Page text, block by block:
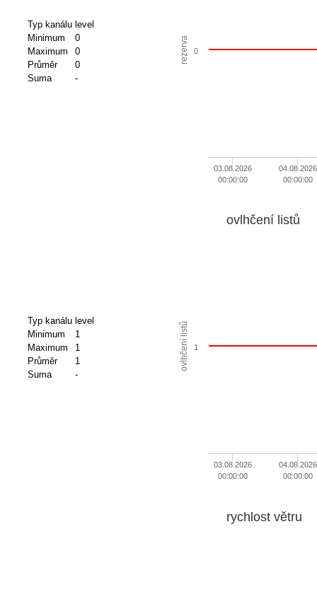
Typ kanálu level
Minimum
0
Maximum
0
Průměr
0
Suma
-
rezerva
03.08.2026
00:00:00
04.08.2026
00:00:00
0
Typ kanálu level
Minimum
1
Maximum
1
Průměr
1
Suma
-
ovlhčení listů
ovlhčení listů
03.08.2026
00:00:00
04.08.2026
00:00:00
1
rychlost větru